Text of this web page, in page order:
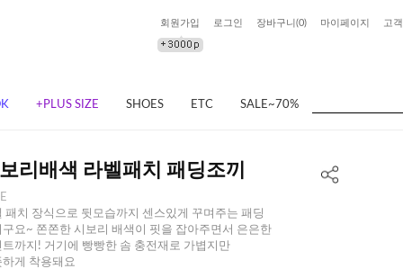
회원가입 로그인 장바구니(0) 마이페이지 고
+PLUS SIZE SHOES ETC SALE~70%
리배색 라벨패치 패딩조끼
패치 장식으로 뒷모습까지 센스있게 꾸며주는 패딩
구요~ 쫀쫀한 시보리 배색이 핏을 잡아주면서 은은한
트까지! 거기에 빵빵한 솜 충전재로 가볍지만
하게 착용돼요